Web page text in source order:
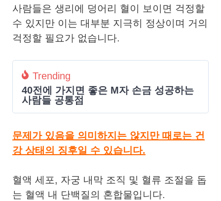
사람들은 생리에 덩어리 혈이 보이면 걱정할
수 있지만 이는 대부분 지극히 정상이며 거의
걱정할 필요가 없습니다.
Trending
40전에 가지면 좋은 M자 손금 성공하는
사람들 공통점
문제가 있음을 의미하지는 않지만 때로는 건
강 상태의 징후일 수 있습니다.
혈액 세포, 자궁 내막 조직 및 혈류 조절을 돕
는 혈액 내 단백질의 혼합물입니다.